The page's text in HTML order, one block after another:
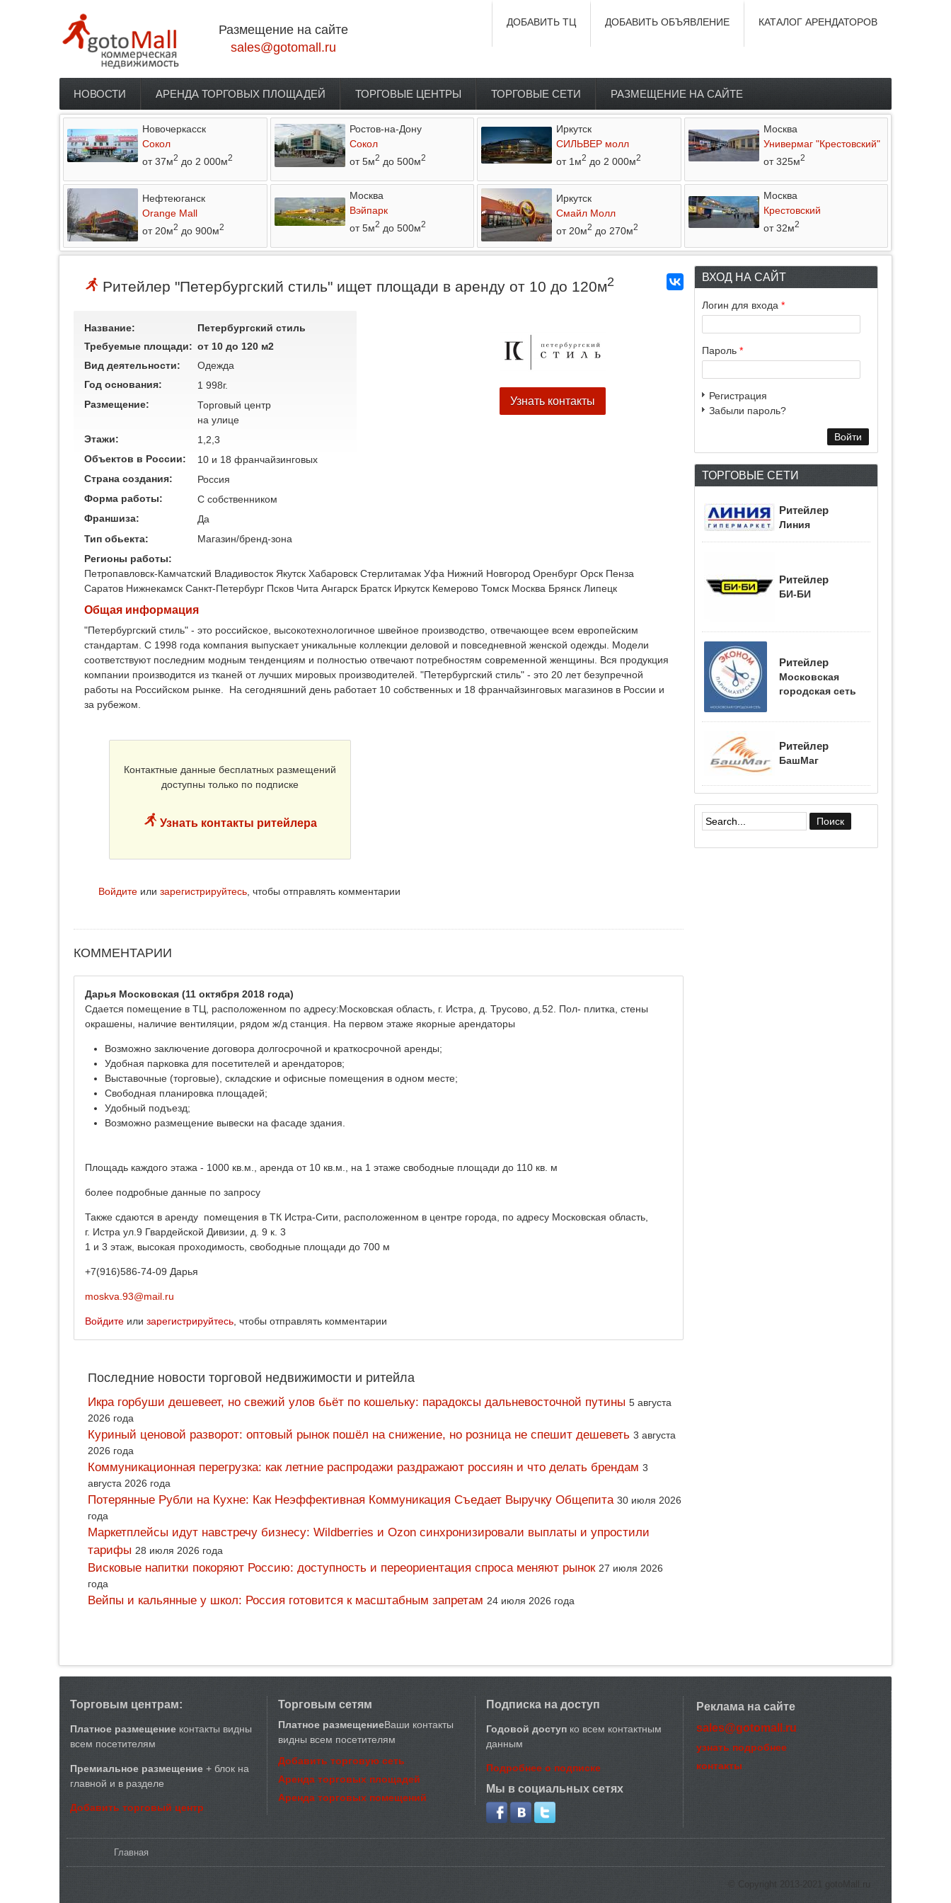
Размещение на сайте
sales@gotomall.ru
КАТАЛОГ АРЕНДАТОРОВ
ДОБАВИТЬ ОБЪЯВЛЕНИЕ
ДОБАВИТЬ ТЦ
Главное меню
НОВОСТИ АРЕНДА ТОРГОВЫХ ПЛОЩАДЕЙ ТОРГОВЫЕ ЦЕНТРЫ ТОРГОВЫЕ СЕТИ РАЗМЕЩЕНИЕ НА САЙТЕ
Новочеркасск
Сокол
от 37м2 до 2 000м2
Ростов-на-Дону
Сокол
от 5м2 до 500м2
Иркутск
СИЛЬВЕР молл
от 1м2 до 2 000м2
Москва
Универмаг "Крестовский"
от 325м2
Нефтеюганск
Orange Mall
от 20м2 до 900м2
Москва
Вэйпарк
от 5м2 до 500м2
Иркутск
Смайл Молл
от 20м2 до 270м2
Москва
Крестовский
от 32м2
Ритейлер "Петербургский стиль" ищет площади в аренду от 10 до 120м2
Название:
Петербургский стиль
Требуемые площади: от 10 до 120 м2
Вид деятельности:
Одежда
Год основания:
1 998г.
Размещение:
Торговый центр
на улице
Этажи:
1,2,3
Узнать контакты
Объектов в России:
10 и 18 франчайзинговых
Страна создания:
Россия
Форма работы:
C собственником
Франшиза:
Да
Тип обьекта:
Магазин/бренд-зона
Регионы работы:
Петропавловск-Камчатский Владивосток Якутск Хабаровск Стерлитамак Уфа Нижний Новгород Оренбург Орск Пенза
Саратов Нижнекамск Санкт-Петербург Псков Чита Ангарск Братск Иркутск Кемерово Томск Москва Брянск Липецк
Общая информация
"Петербургский стиль" - это российское, высокотехнологичное швейное производство, отвечающее всем европейским
стандартам. С 1998 года компания выпускает уникальные коллекции деловой и повседневной женской одежды. Модели
соответствуют последним модным тенденциям и полностью отвечают потребностям современной женщины. Вся продукция
компании производится из тканей от лучших мировых производителей. "Петербургский стиль" - это 20 лет безупречной
работы на Российском рынке. На сегодняшний день работает 10 собственных и 18 франчайзинговых магазинов в России и
за рубежом.
Контактные данные бесплатных размещений
доступны только по подписке
Узнать контакты ритейлера
Войдите или зарегистрируйтесь, чтобы отправлять комментарии
КОММЕНТАРИИ
Дарья Московская (11 октября 2018 года)
Сдается помещение в ТЦ, расположенном по адресу:Московская область, г. Истра, д. Трусово, д.52. Пол- плитка, стены
окрашены, наличие вентиляции, рядом ж/д станция. На первом этаже якорные арендаторы
Возможно заключение договора долгосрочной и краткосрочной аренды;
Удобная парковка для посетителей и арендаторов;
Выставочные (торговые), складские и офисные помещения в одном месте;
Свободная планировка площадей;
Удобный подъезд;
Возможно размещение вывески на фасаде здания.
Площадь каждого этажа - 1000 кв.м., аренда от 10 кв.м., на 1 этаже свободные площади до 110 кв. м
более подробные данные по запросу
Также сдаются в аренду помещения в ТК Истра-Сити, расположенном в центре города, по адресу Московская область,
г. Истра ул.9 Гвардейской Дивизии, д. 9 к. 3
1 и 3 этаж, высокая проходимость, свободные площади до 700 м
+7(916)586-74-09 Дарья
moskva.93@mail.ru
Войдите или зарегистрируйтесь , чтобы отправлять комментарии
Последние новости торговой недвижимости и ритейла
Икра горбуши дешевеет, но свежий улов бьёт по кошельку: парадоксы дальневосточной путины 5 августа
2026 года
Куриный ценовой разворот: оптовый рынок пошёл на снижение, но розница не спешит дешеветь 3 августа
2026 года
Коммуникационная перегрузка: как летние распродажи раздражают россиян и что делать брендам 3
августа 2026 года
Потерянные Рубли на Кухне: Как Неэффективная Коммуникация Съедает Выручку Общепита 30 июля 2026
года
Маркетплейсы идут навстречу бизнесу: Wildberries и Ozon синхронизировали выплаты и упростили
тарифы 28 июля 2026 года
Висковые напитки покоряют Россию: доступность и переориентация спроса меняют рынок 27 июля 2026
года
Вейпы и кальянные у школ: Россия готовится к масштабным запретам 24 июля 2026 года
ВХОД НА САЙТ
Логин для входа *
Пароль *
Регистрация
Забыли пароль?
ТОРГОВЫЕ СЕТИ
Ритейлер
Линия
Ритейлер
БИ-БИ
Ритейлер
Московская
городская сеть
Ритейлер
БашМаг
Форма поиска
Торговым центрам:
Платное размещение контакты видны
всем посетителям
Премиальное размещение + блок на
главной и в разделе
Добавить торговый центр
Торговым сетям
Платное размещениеВаши контакты
видны всем посетителям
Добавить торговую сеть
Аренда торговых площадей
Аренда торговых помещений
Подписка на доступ
Годовой доступ ко всем контактным
данным
Подробнее о подписке
Мы в социальных сетях
Реклама на сайте
sales@gotomall.ru
узнать подробнее
контакты
Главная
© Copyright 2013-2021 gotoMall.ru